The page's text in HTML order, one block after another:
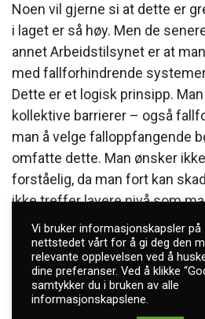
Noen vil gjerne si at dette er
i laget er så høy. Men de
annet Arbeidstilsynet er at
med fallforhindrende
Dette er et logisk prinsipp.
kollektive barrierer – også
man å velge falloppfangende
omfatte dette. Man ønsker
forståelig, da man fort kan
ikke treffer lavere nivå som
Generelt er risikovurdering
myndighetenes side. Den
om utførelse av arbeid kap.
paragraf som omhandler
Vi bruker informasjonskapsler på
nettstedet vårt for å gi deg den
relevante opplevelsen ved å
dine preferanser. Ved å klikke
samtykker du i bruken av alle
informasjonskapslene.